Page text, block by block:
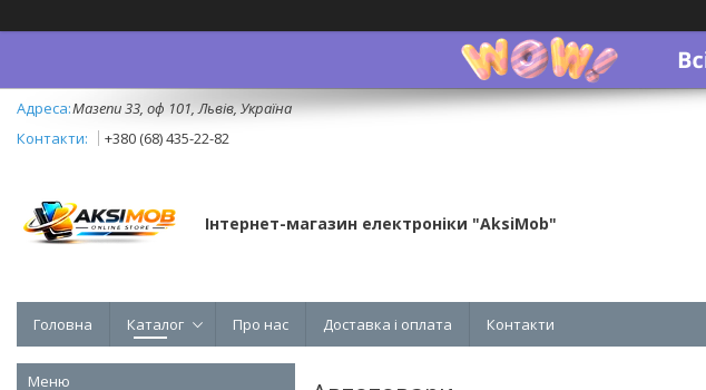
Мазепи 33, оф 101, Львів, Україна
+380 (68) 435-22-82
Інтернет-магазин електроніки "AksiMob"
Головна Каталог Про нас Доставка і оплата Контакти